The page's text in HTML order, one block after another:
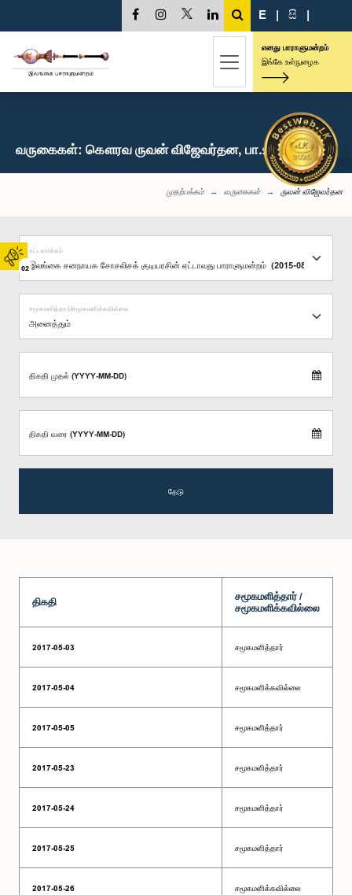
02
E | සි |
எனது பாராளுமன்றம்
இங்கே உள்நுழைக
வருகைகள்: கௌரவ ருவன் விஜேவர்தன, பா.உ.
முதற்பக்கம் வருகைகள் ருவன் விஜேவர்தன
சட்டவாக்கம்
சமூகமளித்தார்/சமூகமளிக்கவில்லை
திகதி முதல் (YYYY-MM-DD)
திகதி வரை (YYYY-MM-DD)
தேடு
திகதி
சமூகமளித்தார் /
சமூகமளிக்கவில்லை
2017-05-03 சமூகமளித்தார்
2017-05-04 சமூகமளிக்கவில்லை
2017-05-05 சமூகமளித்தார்
2017-05-23 சமூகமளித்தார்
2017-05-24 சமூகமளித்தார்
2017-05-25 சமூகமளித்தார்
2017-05-26 சமூகமளிக்கவில்லை